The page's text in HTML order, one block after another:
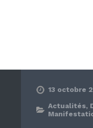
13 octobre
Actualités,